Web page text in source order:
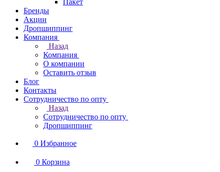
Пакет
Бренды
Акции
Дропшиппинг
Компания
Назад
Компания
О компании
Оставить отзыв
Блог
Контакты
Сотрудничество по опту
Назад
Сотрудничество по опту
Дропшиппинг
0 Избранное
0 Корзина